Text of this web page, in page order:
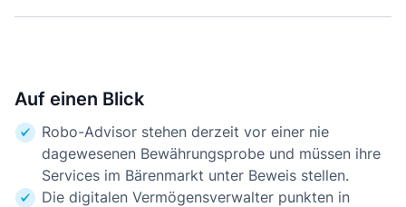
Auf einen Blick
Robo-Advisor stehen derzeit vor einer nie
dagewesenen Bewährungsprobe und müssen ihre
Services im Bärenmarkt unter Beweis stellen.
Die digitalen Vermögensverwalter punkten in